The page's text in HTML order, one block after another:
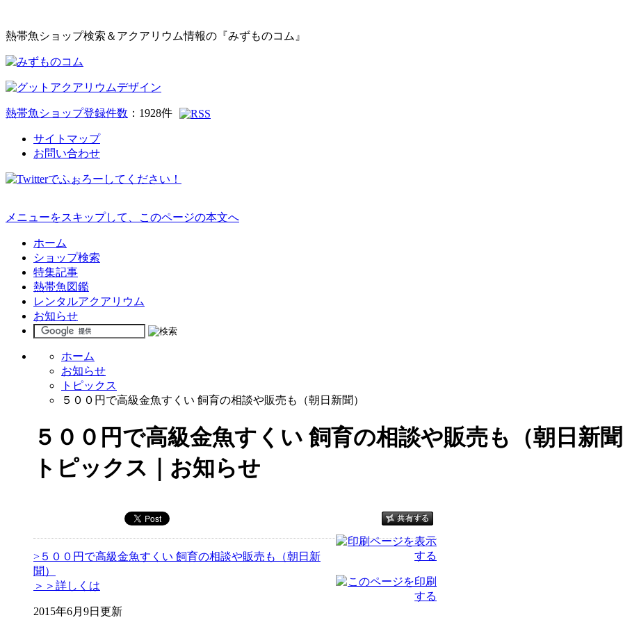
熱帯魚ショップ検索＆アクアリウム情報の『みずものコム』
熱帯魚ショップ登録件数 ： 1928件
サイトマップ
お問い合わせ
メニューをスキップして、このページの本文へ
ホーム
ショップ検索
特集記事
熱帯魚図鑑
レンタルアクアリウム
お知らせ
ホーム
お知らせ
トピックス
５００円で高級金魚すくい 飼育の相談や販売も（朝日新聞）
５００円で高級金魚すくい 飼育の相談や販売も（朝日新
トピックス｜お知らせ
>５００円で高級金魚すくい 飼育の相談や販売も（朝日新
聞）
＞＞詳しくは
2015年6月9日更新